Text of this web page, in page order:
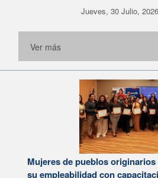
Jueves, 30 Julio,
Ver más
Mujeres de pueblos
su empleabilidad con